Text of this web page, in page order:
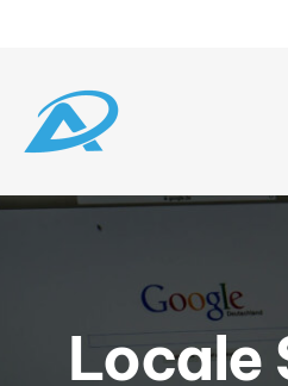
Locale